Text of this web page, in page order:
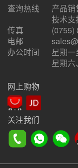
查询热线
产品
技术支
传真
(0755)
电邮
办公时间
星期
星期
网上购物
关注我们